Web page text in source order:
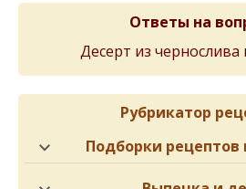
Ответы на
Десерт из
Рубрикатор
Подборки рецептов